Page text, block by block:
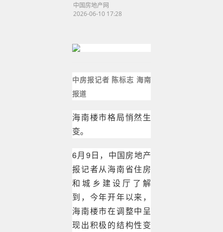
中国房地产网
2026-06-10 17:28
中房报记者 陈标志 海南
报道
海南楼市格局悄然生
变。
6月9日，中国房地产
报记者从海南省住房
和城乡建设厅了解
到，今年开年以来，
海南楼市在调整中呈
现出积极的结构性变